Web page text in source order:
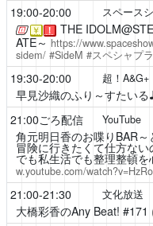
19:00-20:00 スペース
￥ ！ THE
ATE～ https://
sidem/#SideM #スペシャプ
19:30-20:00 超！A&G+
早見沙織のふり～すたいる
21:00ごろ配信 YouTube
角元明日香のお喋りBAR
冒険に行きたくて仕方な
でも私生活でも整理整頓を
w.youtube.com/
21:00-21:30 文化放送
大橋彩香のAny Beat! #171